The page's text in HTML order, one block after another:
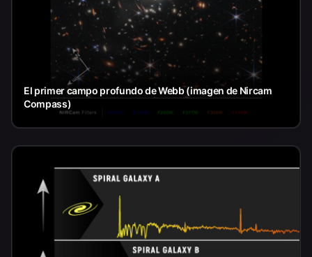
El primer campo profundo de Webb (imagen de Nircam
Compass)